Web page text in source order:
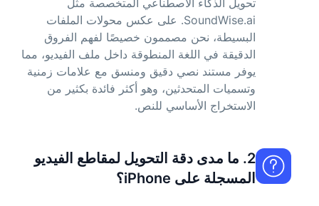
تحويل الذكاء الاصطناعي المتخصصة مثل
SoundWise.ai. على عكس محولات الملفات
البسيطة، نحن مصممون خصيصًا لفهم الفروق
الدقيقة في اللغة المنطوقة داخل ملف الفيديو، مما
يوفر مستند نصي دقيق ومنسق مع علامات زمنية
وتسميات المتحدثين، وهو أكثر فائدة بكثير من
الاستخراج الأساسي للنص.
2. ما مدى دقة التحويل لمقاطع الفيديو
المسجلة على iPhone؟